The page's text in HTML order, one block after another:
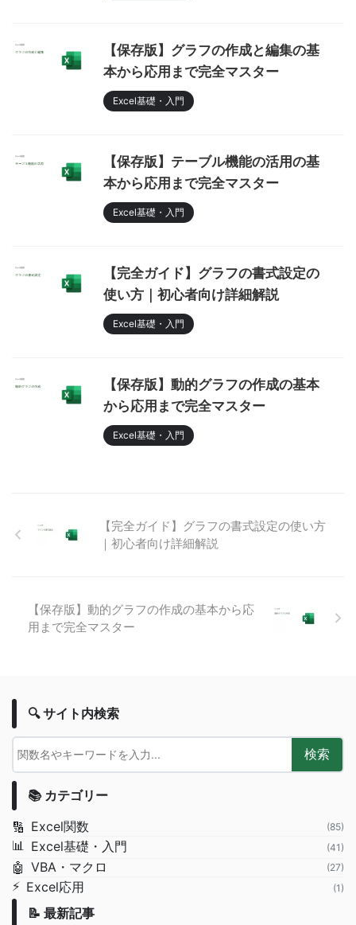
【保存版】グラフの作成と編集の基
本から応用まで完全マスター
Excel基礎・入門
【保存版】テーブル機能の活用の基
本から応用まで完全マスター
Excel基礎・入門
【完全ガイド】グラフの書式設定の
使い方｜初心者向け詳細解説
Excel基礎・入門
【保存版】動的グラフの作成の基本
から応用まで完全マスター
Excel基礎・入門
【完全ガイド】グラフの書式設定の使い方
｜初心者向け詳細解説
【保存版】動的グラフの作成の基本から応
用まで完全マスター
🔍 サイト内検索
検索
📚 カテゴリー
🔢 Excel関数 (85)
📊 Excel基礎・入門 (41)
🤖 VBA・マクロ (27)
⚡ Excel応用 (1)
📝 最新記事